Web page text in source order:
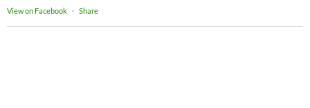
View on Facebook · Share